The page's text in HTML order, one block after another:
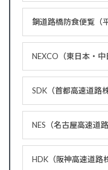
鋼道路橋防食便覧（
NEXCO（東日本・中
SDK（首都高速道路
NES（名古屋高速道路
HDK（阪神高速道路